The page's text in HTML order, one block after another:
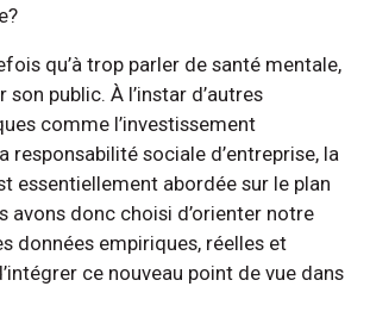
qu’à trop parler de santé mentale,
public. À l’instar d’autres
comme l’investissement
responsabilité sociale d’entreprise, la
essentiellement abordée sur le plan
avons donc choisi d’orienter notre
données empiriques, réelles et
ce nouveau point de vue dans